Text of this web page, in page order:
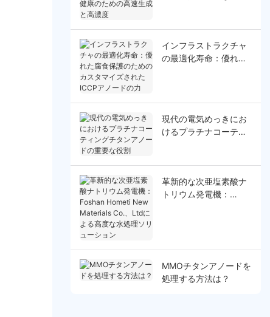
インフラストラクチャ
の最適化寿命：優れた
現代の電気めっきにお
けるプラチナコーティ
革新的な次亜塩素酸ナ
トリウム発電機：
MMOチタンアノードを
処理する方法は？